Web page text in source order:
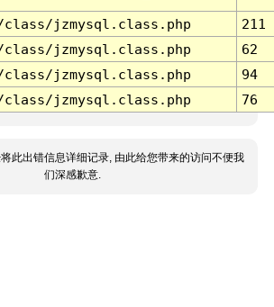
class/jzmysql.class.php
211
class/jzmysql.class.php
62
class/jzmysql.class.php
94
class/jzmysql.class.php 76
此出错信息详细记录, 由此给您带来的访问不便我
们深感歉意.